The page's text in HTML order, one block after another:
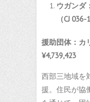
ウガンダ
（CJ 036-
援助団体：カ
¥4,739,423
西部三地域を
援。住民が協